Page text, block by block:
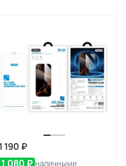
190 ₽
1 080 ₽ наличными